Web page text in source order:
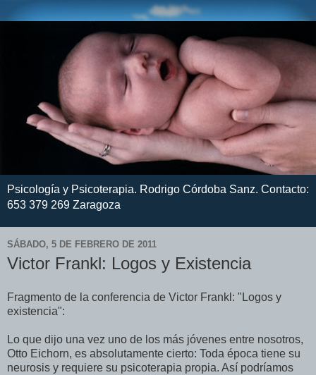
Psicología y Psicoterapia. Rodrigo Córdoba Sanz. Contacto:
653 379 269 Zaragoza
SÁBADO, 5 DE FEBRERO DE 2011
Victor Frankl: Logos y Existencia
Fragmento de la conferencia de Victor Frankl: "Logos y
existencia":
Lo que dijo una vez uno de los más jóvenes entre nosotros,
Otto Eichorn, es absolutamente cierto: Toda época tiene su
neurosis y requiere su psicoterapia propia. Así podríamos